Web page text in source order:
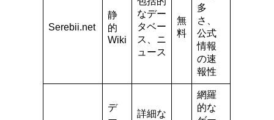
Serebii.net
静
的
Wiki
なデー
タベー
ス、ニ
ュース
無
料
多
さ、
公式
情報
の速
報性
デ
詳細な
網羅
的な